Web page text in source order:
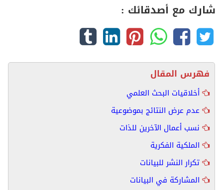
شارك مع أصدقائك :
فهرس المقال
أخلاقيات البحث العلمي
عدم عرض النتائج بموضوعية
نسب أعمال الآخرين للذات
الملكية الفكرية
تكرار النشر للبيانات
المشاركة في البيانات